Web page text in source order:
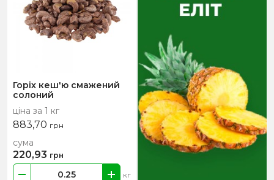
Горіх кеш'ю смажений
солоний
ціна за 1 кг
883,70 грн
кг
сума
220,93 грн